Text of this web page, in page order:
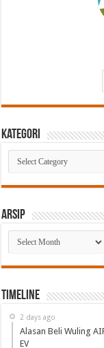
Kategori
Kategori
Arsip
Arsip
Timeline
2 days ago
Alasan Beli Wuling
EV